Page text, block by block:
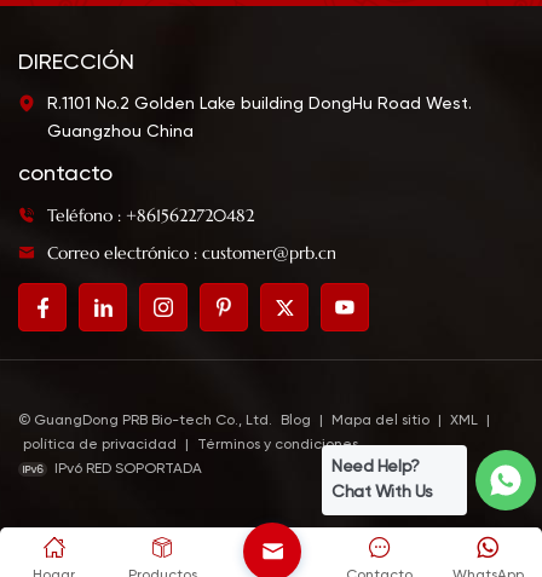
DIRECCIÓN
R.1101 No.2 Golden Lake building DongHu Road West.
Guangzhou China
contacto
Teléfono : +8615622720482
Correo electrónico : customer@prb.cn
© GuangDong PRB Bio-tech Co., Ltd. Blog Mapa del sitio XML
política de privacidad
Términos y condiciones
IPv6 RED SOPORTADA
Need Help?
Chat With Us